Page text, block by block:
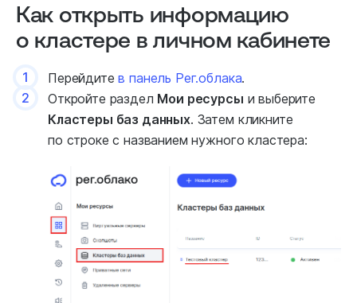
Как открыть информацию
о кластере в личном кабинете
1 Перейдитев панель Рег.облака.
2
Откройте раздел Мои ресурсы и выберите
Кластеры баз данных. Затем кликните
по строке с названием нужного кластера: